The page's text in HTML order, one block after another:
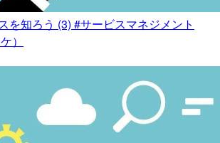
を知ろう (3) #サービスマネジメント
）